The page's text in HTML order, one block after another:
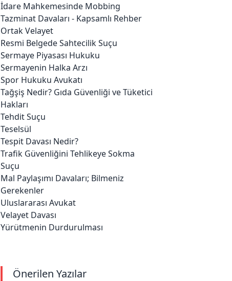
İdare Mahkemesinde Mobbing
Tazminat Davaları - Kapsamlı Rehber
Ortak Velayet
Resmi Belgede Sahtecilik Suçu
Sermaye Piyasası Hukuku
Sermayenin Halka Arzı
Spor Hukuku Avukatı
Tağşiş Nedir? Gıda Güvenliği ve Tüketici
Hakları
Tehdit Suçu
Teselsül
Tespit Davası Nedir?
Trafik Güvenliğini Tehlikeye Sokma
Suçu
Mal Paylaşımı Davaları; Bilmeniz
Gerekenler
Uluslararası Avukat
Velayet Davası
Yürütmenin Durdurulması
Önerilen Yazılar